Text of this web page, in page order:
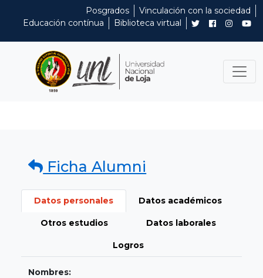
Posgrados
Vinculación con la sociedad
Educación contínua
Biblioteca virtual
Ficha Alumni
Datos personales Datos académicos
Otros estudios Datos laborales
Logros
Nombres: